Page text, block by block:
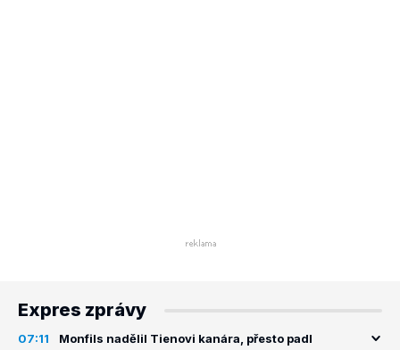
Expres zprávy
07:11 Monfils nadělil Tienovi kanára, přesto padl